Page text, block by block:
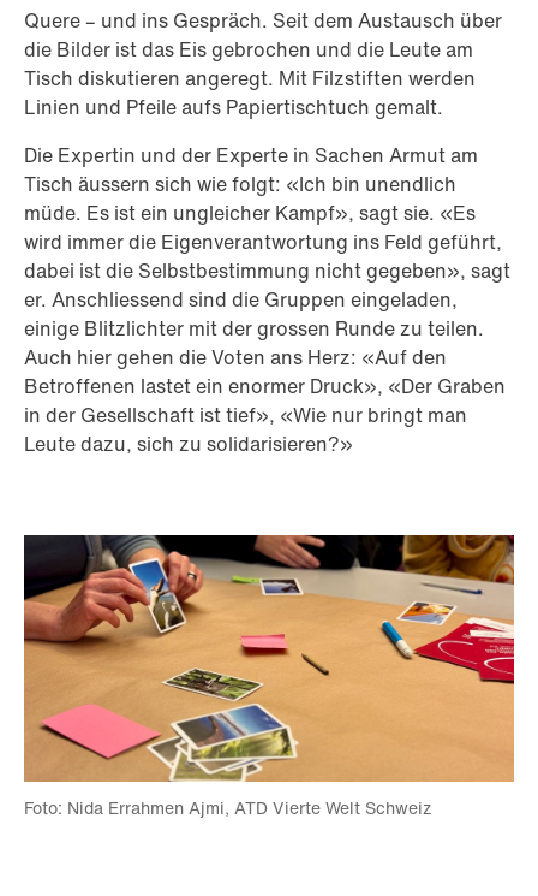
Quere – und ins Gespräch. Seit dem Austausch über
die Bilder ist das Eis gebrochen und die Leute am
Tisch diskutieren angeregt. Mit Filzstiften werden
Linien und Pfeile aufs Papiertischtuch gemalt.
Die Expertin und der Experte in Sachen Armut am
Tisch äussern sich wie folgt: «Ich bin unendlich
müde. Es ist ein ungleicher Kampf», sagt sie. «Es
wird immer die Eigenverantwortung ins Feld geführt,
dabei ist die Selbstbestimmung nicht gegeben», sagt
er. Anschliessend sind die Gruppen eingeladen,
einige Blitzlichter mit der grossen Runde zu teilen.
Auch hier gehen die Voten ans Herz: «Auf den
Betroffenen lastet ein enormer Druck», «Der Graben
in der Gesellschaft ist tief», «Wie nur bringt man
Leute dazu, sich zu solidarisieren?»
Foto: Nida Errahmen Ajmi, ATD Vierte Welt Schweiz